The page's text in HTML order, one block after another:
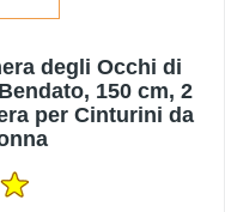
degli Occhi di
150 cm, 2
per Cinturini da